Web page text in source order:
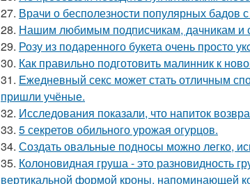
27. Врачи о бесполезности популярных бадов
28. Нашим любимым подписчикам, дачникам и
29. Розу из подаренного букета очень просто
30. Как правильно подготовить малинник к
31. Ежедневный секс может стать отличным
пришли учёные.
32. Исследования показали, что напиток
33. 5 секретов обильного урожая огурцов.
34. Создать овальные подносы можно легко,
35. Колоновидная груша - это разновидность
вертикальной формой кроны, напоминающей